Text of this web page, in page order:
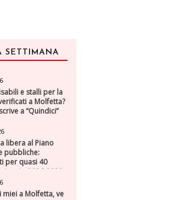
SETTIMANA
e stalli per la
a Molfetta?
a “Quindici”
libera al Piano
pubbliche:
per quasi 40
2026-2028
miei a Molfetta, ve